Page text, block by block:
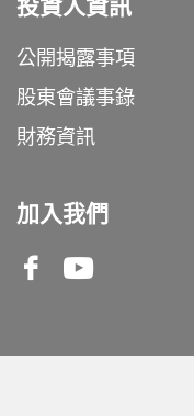
投資人資訊
公開揭露事項
股東會議事錄
財務資訊
加入我們